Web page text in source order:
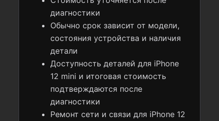
диагностики
Обычно срок зависит от модели,
состояния устройства и наличия
детали
Доступность деталей для iPhone
12 mini и итоговая стоимость
подтверждаются после
диагностики
Ремонт сети и связи для iPhone 12